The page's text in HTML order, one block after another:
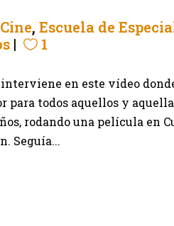
Cine, Escuela de
1
en este vídeo
todos aquellos y
rodando una película en
Seguía...